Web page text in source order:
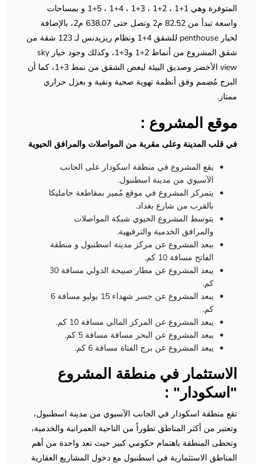
المتوفرة وهي 1+1 ، 2+1 ، 3+1 ، 4+1 ، 5+1 و بمساحات
واسعة تبدأ من 82.52 م2 وتصل حتى 638.07 م2، بالإضافة
لخيار penthouse للشقق 4+1 ونظام ريزيدنس لـ 123 شقة من
شقق المشروع من أنماط 2+1 و3+1، وكذلك وجود خيار sky
view الأخضر وصديق البيئة لبعض الشقق من نمط 3+1، كما أن
البرج مُصمم وفق أنظمة تهوية صحية ونقية و بعزل حراري
ممتاز.
موقع المشروع :
في قلب المدينة وعلى مقربة من المواصلات والمرافق الحيوية
يقع المشروع في منطقة اسكودار على الجانب
الآسيوي من مدينة اسطنبول.
يتمركز المشروع في موقع مُميز بمقاطعة جامليكا
بالقرب من شارع بغداد.
يتوسط المشروع الحيوي شبكة المواصلات
والمرافق الخدمية والترفيهية.
يبعد المشروع عن مركز مدينة اسطنبول و منطقة
الفاتح مسافة 10 كم.
يبعد المشروع عن مطار صبيحة الدولي مسافة 30
كم.
يبعد المشروع عن جسر شهداء 15 يوليو مسافة 6
كم.
يبعد المشروع عن المركز المالي مسافة 10 كم.
يبعد المشروع عن البحر مسافة مسافة 5 كم.
يبعد المشروع عن برج الفتاة مسافة 6 كم.
الاستثمار في منطقة المشروع
"اسكودار" :
تقع منطقة اسكودار في الجانب الآسيوي من مدينة اسطنبول،
وتعتبر من أكثر المناطق تطوراً من الناحية العمرانية والخدمية،
وتحظى المنطقة باهتمام حكومي كبير حيث تعد واحدة من أهم
المناطق الاستثمارية في اسطنبول مع دخول المشاريع العقارية